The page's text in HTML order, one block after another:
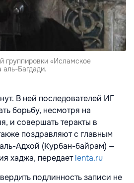
группировки «Исламское
аль-Багдади.
В ней последователей ИГ
борьбу, несмотря на
и совершать теракты в
поздравляют с главным
Адхой (Курбан-байрам) —
хаджа, передаетlenta.ru
подлинность записи не